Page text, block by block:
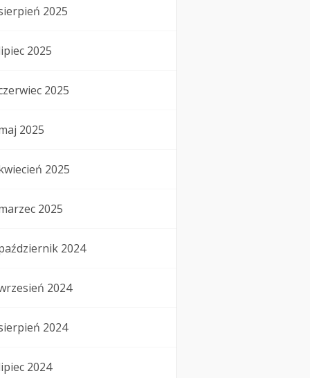
2025
2025
2025
2025
2025
2025
2024
2024
2024
2024